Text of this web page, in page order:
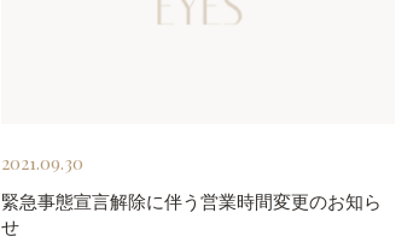
2021.09.30
緊急事態宣言解除に伴う営業時間変更のお知ら
せ